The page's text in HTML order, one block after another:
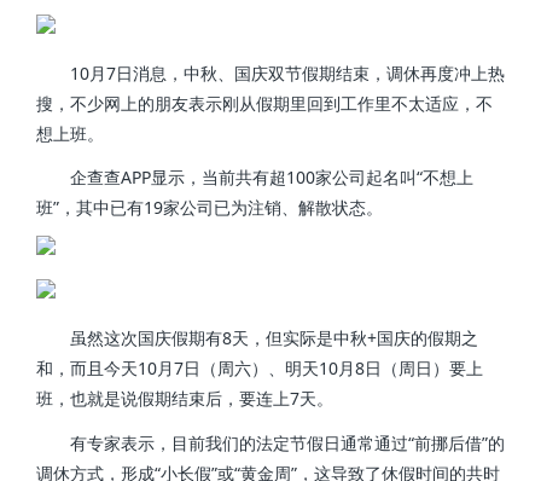
10月7日消息，中秋、国庆双节假期结束，调休再度冲上热
搜，不少网上的朋友表示刚从假期里回到工作里不太适应，不
想上班。
企查查APP显示，当前共有超100家公司起名叫“不想上
班”，其中已有19家公司已为注销、解散状态。
虽然这次国庆假期有8天，但实际是中秋+国庆的假期之
和，而且今天10月7日（周六）、明天10月8日（周日）要上
班，也就是说假期结束后，要连上7天。
有专家表示，目前我们的法定节假日通常通过“前挪后借”的
调休方式，形成“小长假”或“黄金周”，这导致了休假时间的共时